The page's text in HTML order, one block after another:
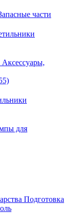
части
Аксессуары,
для
Подготовка